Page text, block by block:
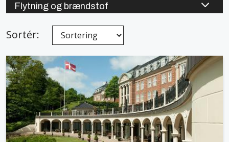
Flytning og brændstof
Arbejdsmiljøarbejdet generelt
Arbejdet bag rattet,
Vold, trusler og konflikter
Psykisk arbejdsmiljø og trivsel
Sortér: